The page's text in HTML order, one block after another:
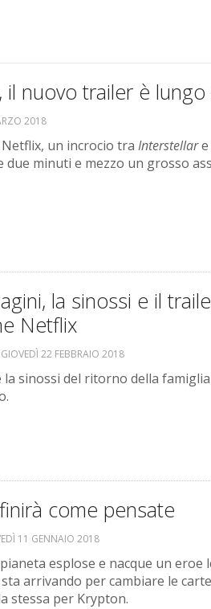
il nuovo trailer è
2018
un incrocio tra Interstellare
minuti e mezzo un grosso
la sinossi e il
Netflix
GIOVEDÌ 22 FEBBRAIO 2018
la sinossi del ritorno della
come pensate
11 GENNAIO 2018
esplose e nacque un eroe
arrivando per cambiare le
stessa per Krypton.